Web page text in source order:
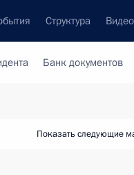
Структура
Банк документов
Показать следующие